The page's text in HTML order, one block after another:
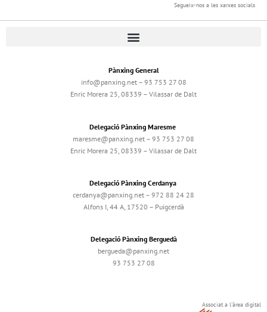
Segueix-nos a les xarxes socials
Pànxing General
info@panxing.net – 93 753 27 08
Enric Morera 25, 08339 – Vilassar de Dalt
Delegació Pànxing Maresme
maresme@panxing.net – 93 753 27 08
Enric Morera 25, 08339 – Vilassar de Dalt
Delegació Pànxing Cerdanya
cerdanya@panxing.net – 972 88 24 28
Alfons I, 44 A, 17520 – Puigcerdà
Delegació Pànxing Berguedà
bergueda@panxing.net
93 753 27 08
Associat a l'àrea digital